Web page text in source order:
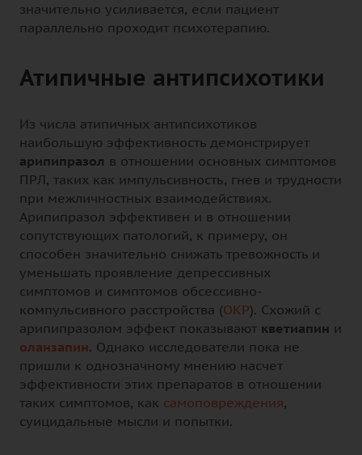
значительно усиливается, если пациент
параллельно проходит психотерапию.
Атипичные антипсихотики
Из числа атипичных антипсихотиков
наибольшую эффективность демонстрирует
арипипразол в отношении основных симптомов
ПРЛ, таких как импульсивность, гнев и трудности
при межличностных взаимодействиях.
Арипипразол эффективен и в отношении
сопутствующих патологий, к примеру, он
способен значительно снижать тревожность и
уменьшать проявление депрессивных
симптомов и симптомов обсессивно-
компульсивного расстройства (ОКР). Схожий с
арипипразолом эффект показывают кветиапин и
оланзапин. Однако исследователи пока не
пришли к однозначному мнению насчет
эффективности этих препаратов в отношении
таких симптомов, как самоповреждения,
суицидальные мысли и попытки.